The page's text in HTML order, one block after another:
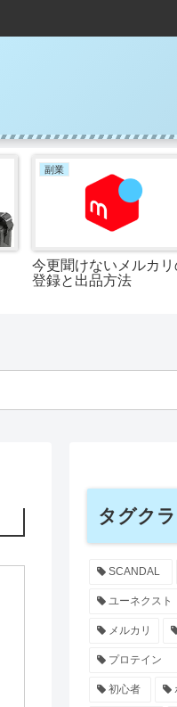
副業
今更聞けないメルカリ
登録と出品方法
タグク
SCANDAL
ユーネクスト
メルカリ
プロテイン
初心者